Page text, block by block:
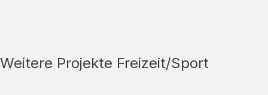
Weitere Projekte Freizeit/Sport